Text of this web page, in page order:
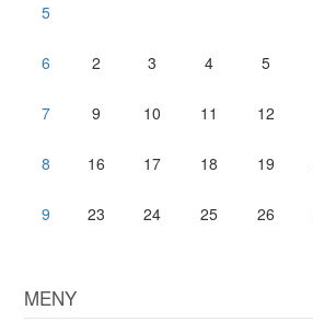
5
6 2 3 4 5
7 9 10 11 12
8 16 17 18 19
9 23 24 25 26
MENY